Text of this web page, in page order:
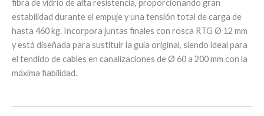
fibra de vidrio de alta resistencia, proporcionando gran
estabilidad durante el empuje y una tensión total de carga de
hasta 460 kg. Incorpora juntas finales con rosca RTG Ø 12 mm
y está diseñada para sustituir la guía original, siendo ideal para
el tendido de cables en canalizaciones de Ø 60 a 200 mm con la
máxima fiabilidad.